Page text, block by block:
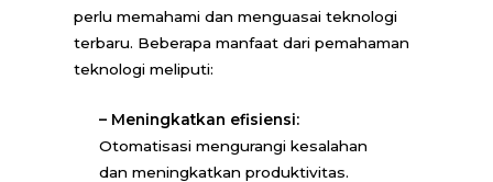
perlu memahami dan menguasai teknologi
terbaru. Beberapa manfaat dari pemahaman
teknologi meliputi:
– Meningkatkan efisiensi:
Otomatisasi mengurangi kesalahan
dan meningkatkan produktivitas.